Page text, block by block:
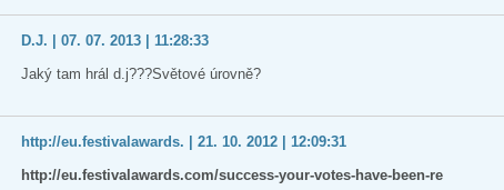
D.J. | 07. 07. 2013 | 11:28:33
Jaký tam hrál d.j???Světové úrovně?
http://eu.festivalawards. | 21. 10. 2012 | 12:09:31
http://eu.festivalawards.com/success-your-votes-have-been-re